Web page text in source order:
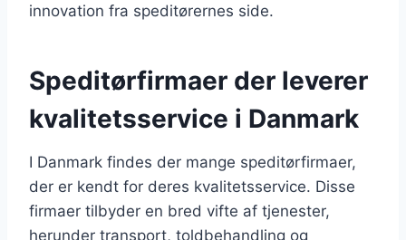
innovation fra speditørernes side.
Speditørfirmaer der leverer
kvalitetsservice i Danmark
I Danmark findes der mange speditørfirmaer,
der er kendt for deres kvalitetsservice. Disse
firmaer tilbyder en bred vifte af tjenester,
herunder transport, toldbehandling og